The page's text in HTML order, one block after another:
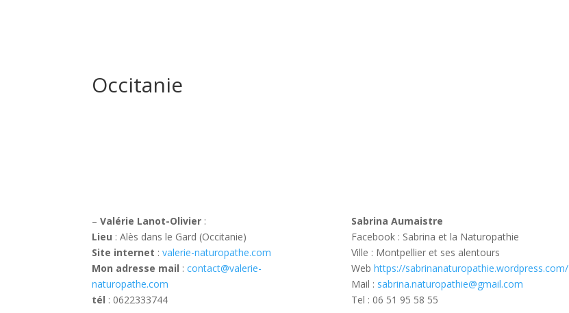
Occitanie
–Valérie Lanot-Olivier :
Lieu : Alès dans le Gard (Occitanie)
Site internet :valerie-naturopathe.com
Mon adresse mail :contact@valerie-
naturopathe.com
tél : 0622333744
Sabrina Aumaistre
Facebook : Sabrina et la Naturopathie
Ville : Montpellier et ses alentours
Web https://sabrinanaturopathie.wordpress.com/
Mail : sabrina.naturopathie@gmail.com
Tel : 06 51 95 58 55